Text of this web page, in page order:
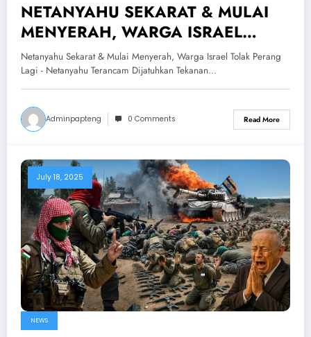
NETANYAHU SEKARAT & MULAI
MENYERAH, WARGA ISRAEL
TOLAK PERANG LAGI!?Netanyahu
Terancam Dijatuhkan
Netanyahu Sekarat & Mulai Menyerah, Warga Israel Tolak Perang
Lagi - Netanyahu Terancam Dijatuhkan Tekanan…
Adminpapteng 0 Comments Read More
July 18, 2025
NEWS